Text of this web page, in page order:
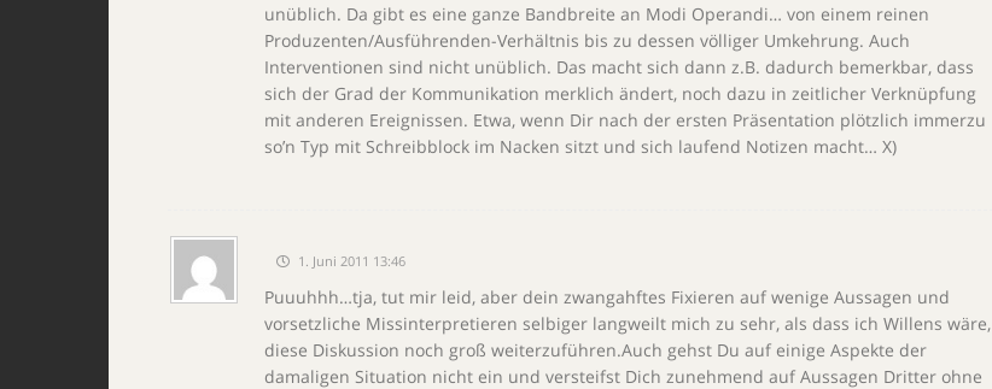
unüblich. Da gibt es eine ganze Bandbreite an Modi Operandi… von einem reinen
Produzenten/Ausführenden-Verhältnis bis zu dessen völliger Umkehrung. Auch
Interventionen sind nicht unüblich. Das macht sich dann z.B. dadurch bemerkbar, dass
sich der Grad der Kommunikation merklich ändert, noch dazu in zeitlicher Verknüpfung
mit anderen Ereignissen. Etwa, wenn Dir nach der ersten Präsentation plötzlich immerzu
so’n Typ mit Schreibblock im Nacken sitzt und sich laufend Notizen macht… X)
1. Juni 2011 13:46
Puuuhhh…tja, tut mir leid, aber dein zwangahftes Fixieren auf wenige Aussagen und
vorsetzliche Missinterpretieren selbiger langweilt mich zu sehr, als dass ich Willens wäre,
diese Diskussion noch groß weiterzuführen.Auch gehst Du auf einige Aspekte der
damaligen Situation nicht ein und versteifst Dich zunehmend auf Aussagen Dritter ohne